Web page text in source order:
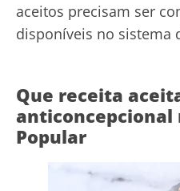
aceitos precisam ser
disponíveis no sistema
Que receita
anticoncepcional
Popular